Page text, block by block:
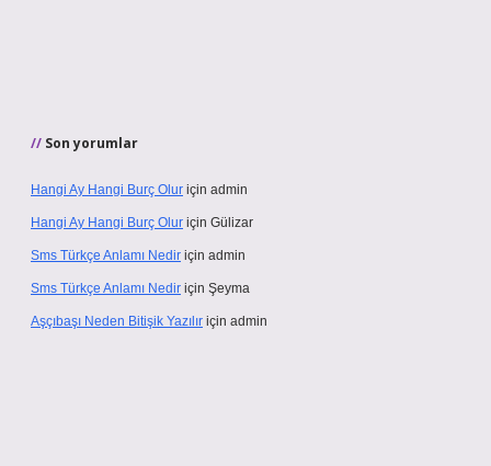
Son yorumlar
Hangi Ay Hangi Burç Olur için admin
Hangi Ay Hangi Burç Olur için Gülizar
Sms Türkçe Anlamı Nedir için admin
Sms Türkçe Anlamı Nedir için Şeyma
Aşçıbaşı Neden Bitişik Yazılır için admin